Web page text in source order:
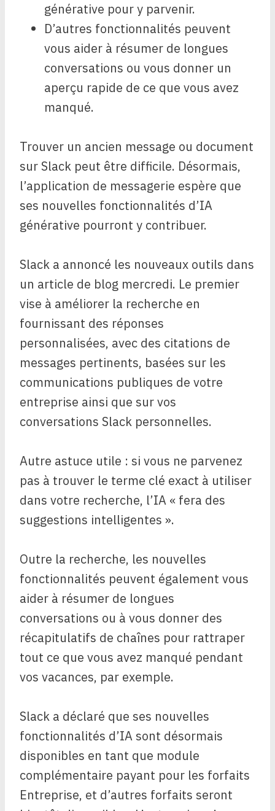
générative pour y parvenir.
D’autres fonctionnalités peuvent
vous aider à résumer de longues
conversations ou vous donner un
aperçu rapide de ce que vous avez
manqué.
Trouver un ancien message ou document
sur Slack peut être difficile. Désormais,
l’application de messagerie espère que
ses nouvelles fonctionnalités d’IA
générative pourront y contribuer.
Slack a annoncé les nouveaux outils dans
un article de blog mercredi. Le premier
vise à améliorer la recherche en
fournissant des réponses
personnalisées, avec des citations de
messages pertinents, basées sur les
communications publiques de votre
entreprise ainsi que sur vos
conversations Slack personnelles.
Autre astuce utile : si vous ne parvenez
pas à trouver le terme clé exact à utiliser
dans votre recherche, l’IA « fera des
suggestions intelligentes ».
Outre la recherche, les nouvelles
fonctionnalités peuvent également vous
aider à résumer de longues
conversations ou à vous donner des
récapitulatifs de chaînes pour rattraper
tout ce que vous avez manqué pendant
vos vacances, par exemple.
Slack a déclaré que ses nouvelles
fonctionnalités d’IA sont désormais
disponibles en tant que module
complémentaire payant pour les forfaits
Entreprise, et d’autres forfaits seront